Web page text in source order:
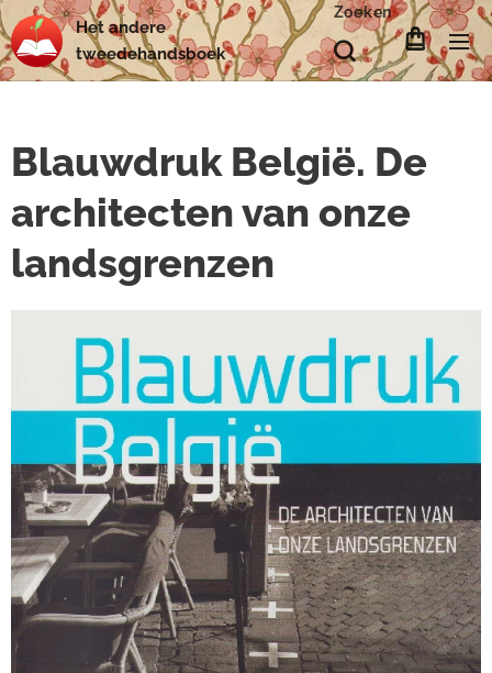
Hetandere
tweedehandsboek
Zoeken
Blauwdruk België. De
architecten van onze
landsgrenzen